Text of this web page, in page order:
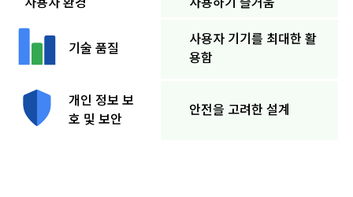
기술 품질
사용자 기기를 최대한 활
용함
개인 정보 보
호 및 보안
안전을 고려한 설계